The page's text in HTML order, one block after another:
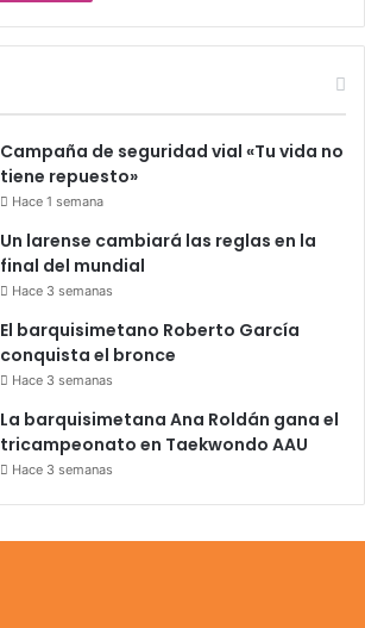
Campaña de seguridad vial «Tu vida no
tiene repuesto»
Hace 1 semana
Un larense cambiará las reglas en la
final del mundial
Hace 3 semanas
El barquisimetano Roberto García
conquista el bronce
Hace 3 semanas
La barquisimetana Ana Roldán gana el
tricampeonato en Taekwondo AAU
Hace 3 semanas